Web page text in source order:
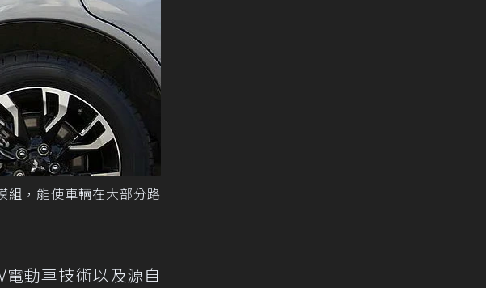
組，能使車輛在大部分路
動車技術以及源自